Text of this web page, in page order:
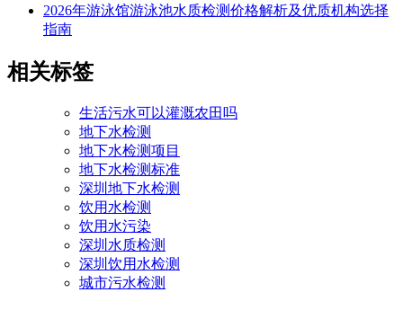
2026年游泳馆游泳池水质检测价格解析及优质机构选择
指南
相关标签
生活污水可以灌溉农田吗
地下水检测
地下水检测项目
地下水检测标准
深圳地下水检测
饮用水检测
饮用水污染
深圳水质检测
深圳饮用水检测
城市污水检测